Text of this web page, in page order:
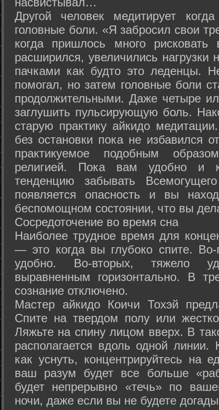
Другой человек медитирует
головные боли. «Я забросил свои
когда пришлось много
расширился, увеличились нагрузки
пачками как будто это леденцы.
помогал, но затем головные боли
продолжительными. Даже четыре
заглушить пульсирующую боль.
старую практику айкидо
без остановки пока не избавился
практикуемое подобным
религией. Пока вам удобно и
тенденцию забывать
появляется опасность и вы
беспомощном состоянии, что вы
Сосредоточение во время сна
Наиболее трудное время для
— это когда вы глубоко спите.
удобно. Во-вторых, тяжело
выравненным горизонтально. В
сознание отключено.
Мастер айкидо Коичи Тохэй
Спите на твердом полу или
Ляжьте на спину лицом вверх. В
располагается вдоль одной
как уснуть, концентрируйтесь на
ваш разум будет все больше
будет непрерывно «течь» по
ночи, даже если вы не будете